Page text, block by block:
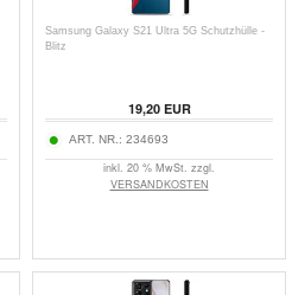
Samsung Galaxy S21 Ultra 5G Schutzhülle -
Blitz
19,20EUR
ART. NR.: 234693
inkl. 20 % MwSt. zzgl.
VERSANDKOSTEN